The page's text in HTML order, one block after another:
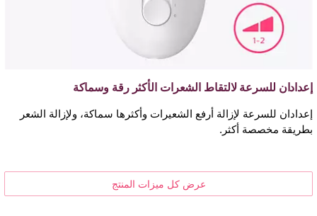
إعدادان للسرعة لالتقاط الشعرات الأكثر رقة وسماكة
إعدادان للسرعة لإزالة أرفع الشعيرات وأكثرها سماكة، ولإزالة الشعر
بطريقة مخصصة أكثر.
عرض كل ميزات المنتج